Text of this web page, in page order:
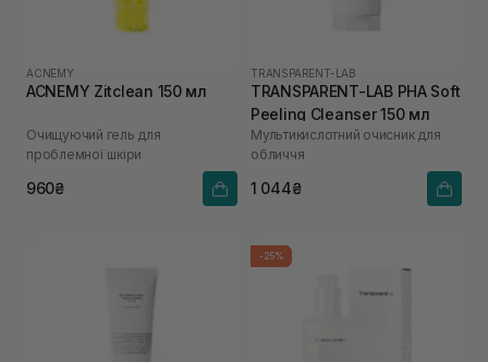
ACNEMY
ACNEMY Zitclean 150 мл
Очищуючий гель для
проблемної шкіри
960₴
TRANSPARENT-LAB
TRANSPARENT-LAB PHA Soft
Peeling Cleanser 150 мл
Мультикислотний очисник для
обличчя
1 044₴
-25%